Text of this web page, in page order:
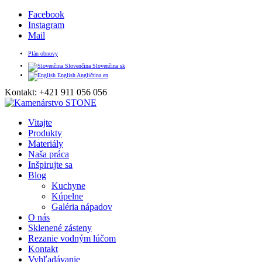
Facebook
Instagram
Mail
Plán obnovy
Slovenčina Slovenčina sk
English Angličtina en
Kontakt: +421 911 056 056
Vitajte
Produkty
Materiály
Naša práca
Inšpirujte sa
Blog
Kuchyne
Kúpelne
Galéria nápadov
O nás
Sklenené zásteny
Rezanie vodným lúčom
Kontakt
Vyhľadávanie